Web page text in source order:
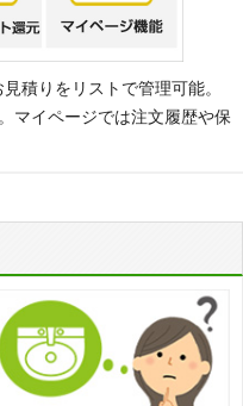
積りをリストで管理可能。
マイページでは注文履歴や保